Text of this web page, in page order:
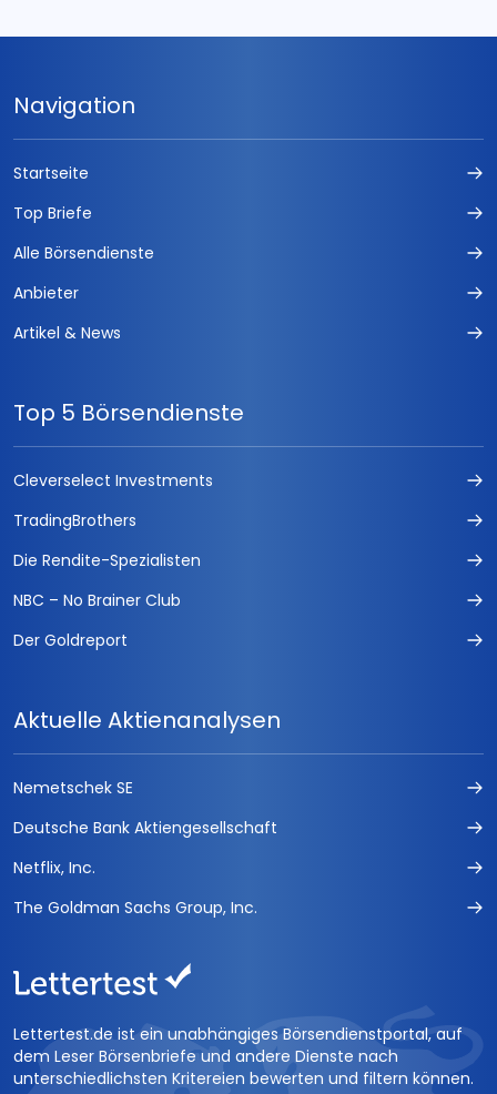
Navigation
Startseite
Top Briefe
Alle Börsendienste
Anbieter
Artikel & News
Top 5 Börsendienste
Cleverselect Investments
TradingBrothers
Die Rendite-Spezialisten
NBC – No Brainer Club
Der Goldreport
Aktuelle Aktienanalysen
Nemetschek SE
Deutsche Bank Aktiengesellschaft
Netflix, Inc.
The Goldman Sachs Group, Inc.
Lettertest.de ist ein unabhängiges Börsendienstportal, auf
dem Leser Börsenbriefe und andere Dienste nach
unterschiedlichsten Kritereien bewerten und filtern können.